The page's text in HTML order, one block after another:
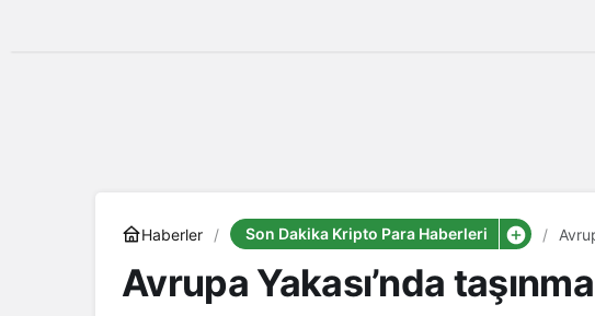
Haberler Son Dakika Kripto Para Haberleri
Avrupa Yakası’nda